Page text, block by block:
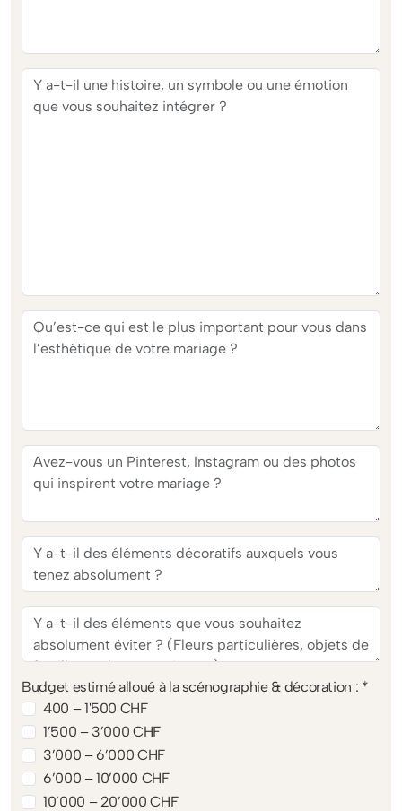
Budget estimé alloué à la scénographie & décoration : *
400 – 1'500 CHF
1’500 – 3’000 CHF
3’000 – 6’000 CHF
6’000 – 10’000 CHF
10’000 – 20’000 CHF